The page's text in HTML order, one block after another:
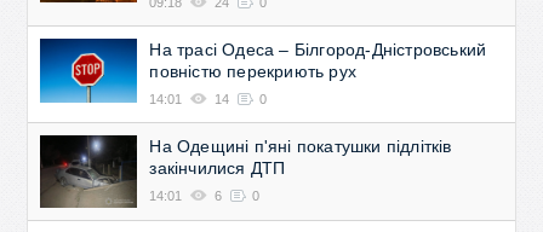
На трасі Одеса – Білгород-Дністровський
повністю перекриють рух
14:01 14 0
На Одещині п'яні покатушки підлітків
закінчилися ДТП
14:01 6 0